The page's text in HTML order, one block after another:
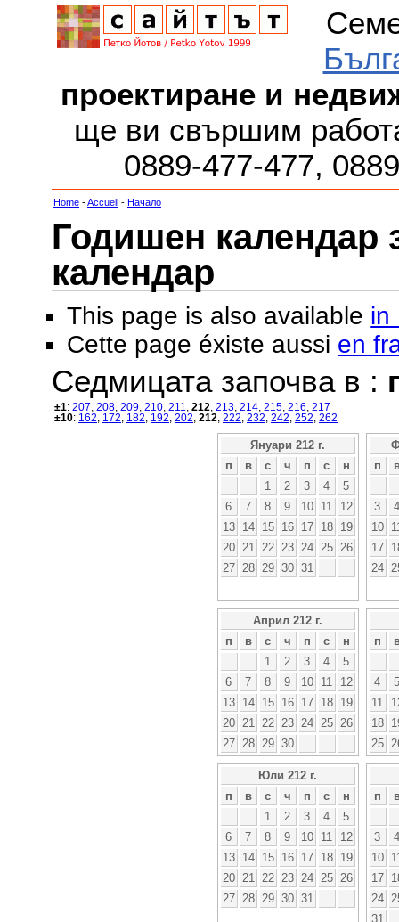
проектиране и
ще ви свършим
0889-477-477,
Home -Accueil - Начало
Годишен календар
календар
This page is also available in
Cette page éxiste aussi en
Седмицата започва в :
±1: 207 208 209 210 211 212 213 214 215 216 217
±10: 162 172 182 192 202 212 222 232 242 252 262
Януари 212 г.
п
в с ч п с
н
1
2 3 4
5
6
7 8 9 10 11
12
13
14 15 16 17 18
19
20
21 22 23 24 25
26
27
28 29 30 31
п
3
4
10
17
24
Април 212 г.
п
в с ч п с
н
1
2 3 4
5
6
7 8 9 10 11
12
13
14 15 16 17 18
19
20
21 22 23 24 25
26
27
28 29 30
п
4
5
11
18
25
Юли 212 г.
п
в с ч п с
н
1
2 3 4
5
6
7 8 9 10 11
12
13
14 15 16 17 18
19
20
21 22 23 24 25
26
27
28 29 30 31
п
3
4
10
17
24
31